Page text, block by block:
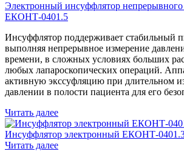
Электронный инсуффлятор непрерывного
ЕКОНТ-0401.5
Инсуффлятор поддерживает стабильный
выполняя непрерывное измерение
времени, в сложных условиях больших
любых лапароскопических операций.
активную экссуфляцию при длительном
давлении в полости пациента для его
Читать далее
Инсуффлятор электронный ЕКОНТ-
Читать далее